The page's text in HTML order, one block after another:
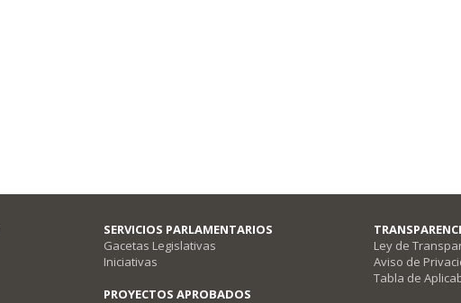
SERVICIOS PARLAMENTARIOS
Gacetas Legislativas
Iniciativas
PROYECTOS APROBADOS
Ley de
Aviso de
Tabla de